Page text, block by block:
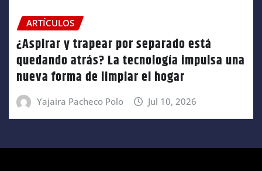
ARTÍCULOS
¿Aspirar y trapear por separado está
quedando atrás? La tecnología impulsa una
nueva forma de limpiar el hogar
Yajaira Pacheco Polo Jul 10, 2026